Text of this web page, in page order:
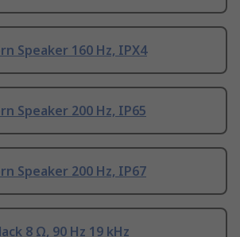
Speaker 160 Hz, IPX4
Speaker 200 Hz, IP65
Speaker 200 Hz, IP67
8 Ω, 90 Hz 19 kHz